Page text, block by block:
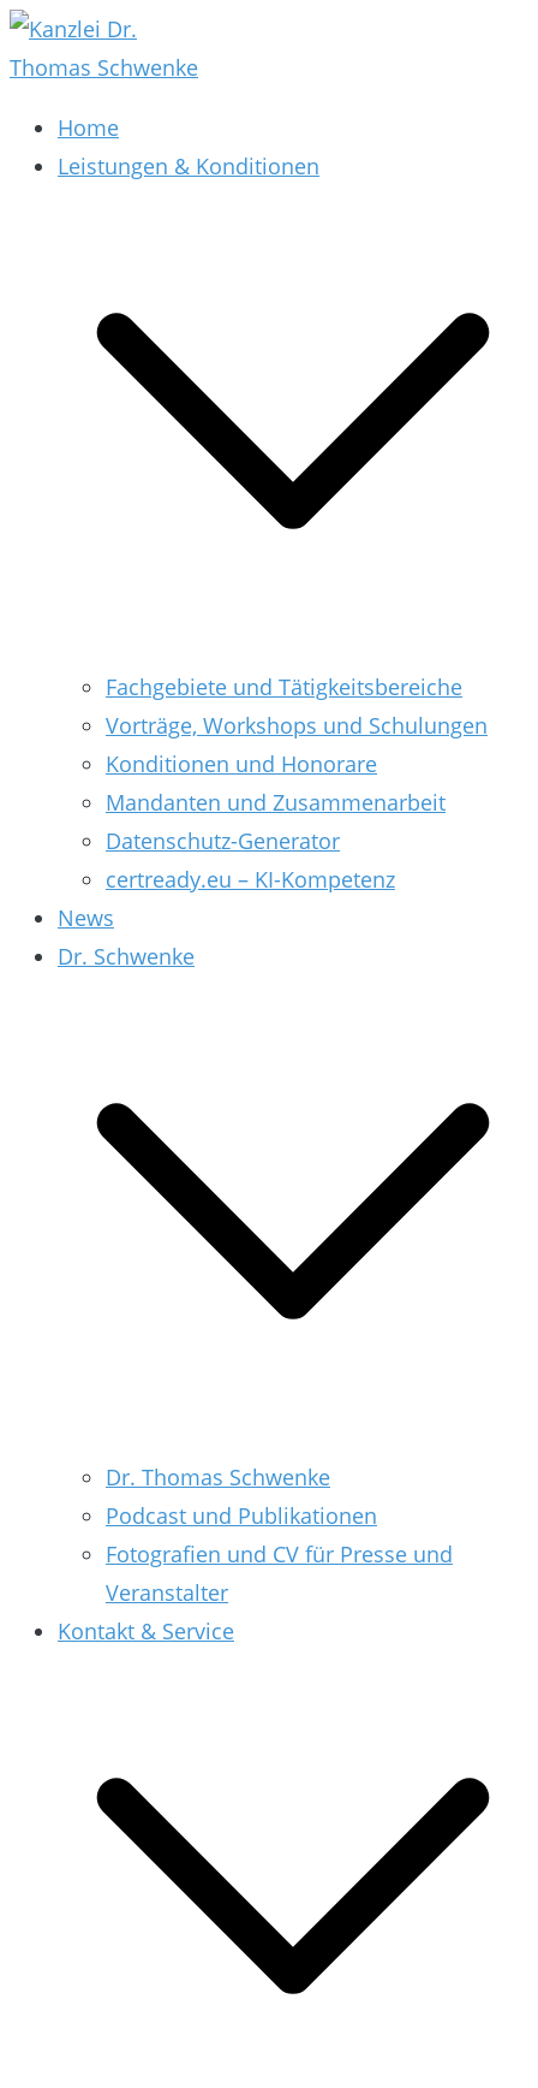
Zum
Inhalt
Kanzlei Dr. Thomas Schwenke
Rechtsberatung für Datenschutz, Social Media,
Marketing, E-Commerce & AGB & Verträge
Home
Leistungen & Konditionen
Fachgebiete und Tätigkeitsbereiche
Vorträge, Workshops und Schulungen
Konditionen und Honorare
Mandanten und Zusammenarbeit
Datenschutz-Generator
certready.eu – KI-Kompetenz
News
Dr. Schwenke
Dr. Thomas Schwenke
Podcast und Publikationen
Fotografien und CV für Presse und
Veranstalter
Kontakt & Service